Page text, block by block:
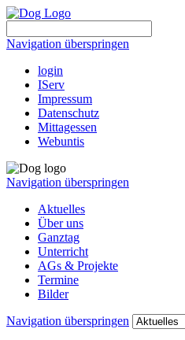
Navigation überspringen
login
IServ
Impressum
Datenschutz
Mittagessen
Webuntis
Navigation überspringen
Aktuelles
Über uns
Ganztag
Unterricht
AGs & Projekte
Termine
Bilder
Navigation überspringen